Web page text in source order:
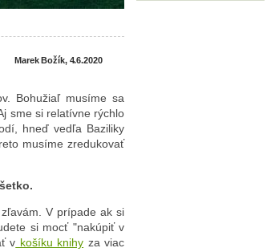
Marek Božík, 4.6.2020
Bohužiaľ musíme sa
sme si relatívne rýchlo
hneď vedľa Baziliky
musíme zredukovať
V prípade ak si
si mocť "nakúpiť v
v košíku knihy za viac